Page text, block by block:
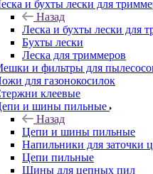
и бухты лески для
Назад
Леска и бухты лески для
Бухты лески
Леска для триммеров
и фильтры для
для газонокосилок
клеевые
и шины пильные
Назад
Цепи и шины пильные
Напильники для заточки
Цепи пильные
Шины для цепных пил